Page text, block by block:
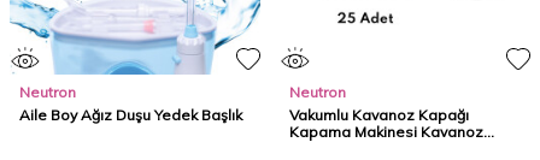
Neutron
Aile Boy Ağız Duşu Yedek Başlık
Neutron
Vakumlu Kavanoz Kapağı
Kapama Makinesi Kavanoz